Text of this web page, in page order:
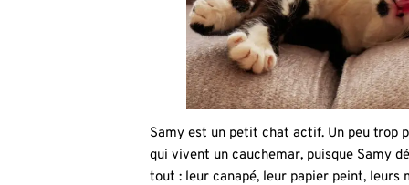
Samy est un petit chat actif. Un peu trop
qui vivent un cauchemar, puisque Samy
tout : leur canapé, leur papier peint, leurs